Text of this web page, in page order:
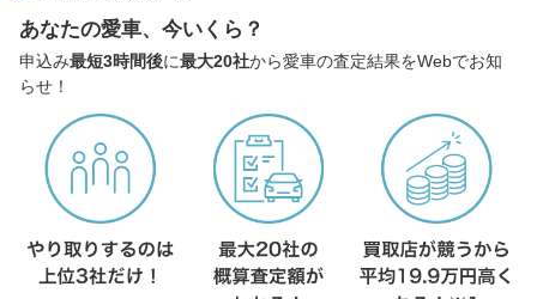
あなたの愛車、今いくら？
申込み最短3時間後に最大20社から愛車の査定結果をWebでお知
らせ！